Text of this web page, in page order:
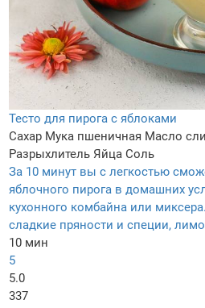
Тесто для пирога с яблоками
Сахар Мука пшеничная Масло
Разрыхлитель Яйца Соль
За 10 минут вы с легкостью
яблочного пирога в домашних
кухонного комбайна или
сладкие пряности и специи,
10 мин
5
5.0
337